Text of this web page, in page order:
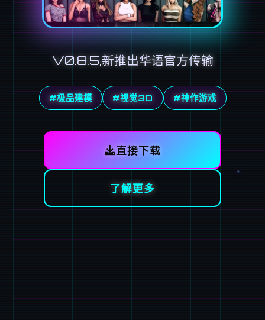
V0.8.5,新推出华语官方传输
#极品建模 #视觉3D #神作游戏
直接下载
了解更多